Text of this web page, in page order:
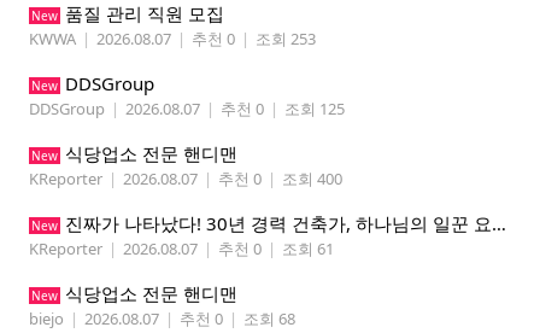
New 품질 관리 직원 모집
KWWA | 2026.08.07 | 추천 0 | 조회 253
New DDSGroup
DDSGroup | 2026.08.07 | 추천 0 | 조회 125
New 식당업소 전문 핸디맨
KReporter | 2026.08.07 | 추천 0 | 조회 400
New 진짜가 나타났다! 30년 경력 건축가, 하나님의 일꾼 요한이 책임 시공합니다.
KReporter | 2026.08.07 | 추천 0 | 조회 61
New 식당업소 전문 핸디맨
biejo | 2026.08.07 | 추천 0 | 조회 68